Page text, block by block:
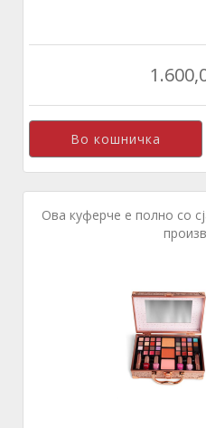
Ова куферче е полно со